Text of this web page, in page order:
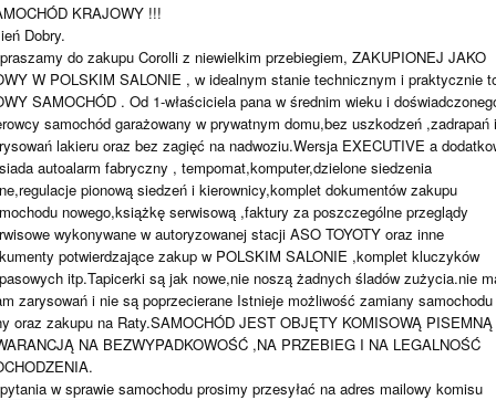
KRAJOWY !!!
Dobry.
do zakupu Corolli z niewielkim przebiegiem, ZAKUPIONEJ JAKO
W POLSKIM SALONIE , w idealnym stanie technicznym i praktycznie
SAMOCHÓD . Od 1-właściciela pana w średnim wieku i
samochód garażowany w prywatnym domu,bez uszkodzeń ,zadrapań i
lakieru oraz bez zagięć na nadwoziu.Wersja EXECUTIVE a
autoalarm fabryczny , tempomat,komputer,dzielone siedzenia
pionową siedzeń i kierownicy,komplet dokumentów zakupu
nowego,książkę serwisową ,faktury za poszczególne przeglądy
wykonywane w autoryzowanej stacji ASO TOYOTY oraz inne
potwierdzające zakup w POLSKIM SALONIE ,komplet kluczyków
itp.Tapicerki są jak nowe,nie noszą żadnych śladów zużycia.nie
zarysowań i nie są poprzecierane Istnieje możliwość zamiany
oraz zakupu na Raty.SAMOCHÓD JEST OBJĘTY KOMISOWĄ PISEMNĄ
NA BEZWYPADKOWOŚĆ ,NA PRZEBIEG I NA LEGALNOŚĆ
w sprawie samochodu prosimy przesyłać na adres mailowy komisu